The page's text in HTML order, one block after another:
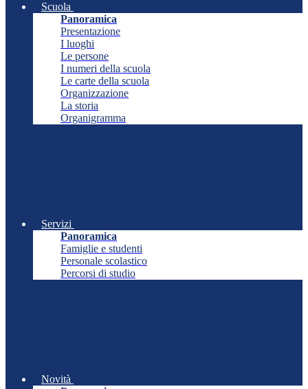
Scuola
Panoramica
Presentazione
I luoghi
Le persone
I numeri della scuola
Le carte della scuola
Organizzazione
La storia
Organigramma
Servizi
Panoramica
Famiglie e studenti
Personale scolastico
Percorsi di studio
Novità